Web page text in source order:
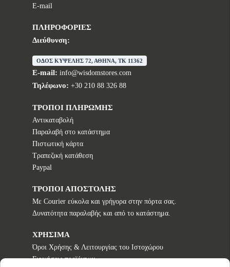
E-mail
ΠΛΗΡΟΦΟΡΙΕΣ
Διεύθυνση:
ΟΔΟΣ ΚΥΨΕΛΗΣ 72, ΑΘΗΝΑ, TK 11362
E-mail: info@wisdomstores.com
Τηλέφωνο: +30 210 88 326 88
ΤΡΟΠΟΙ ΠΛΗΡΩΜΗΣ
Αντικαταβολή
Παραλαβή στο κατάστημα
Πιστωτική κάρτα
Τραπεζική κατάθεση
Paypal
ΤΡΟΠΟΙ ΑΠΟΣΤΟΛΗΣ
Με Courier εύκολα και γρήγορα στην πόρτα σας.
Δυνατότητα παραλαβής και από το κατάστημα.
ΧΡΗΣΙΜΑ
Όροι Χρήσης & Λειτουργίας του Ιστοχώρου
Εγγυήσεις προϊόντων